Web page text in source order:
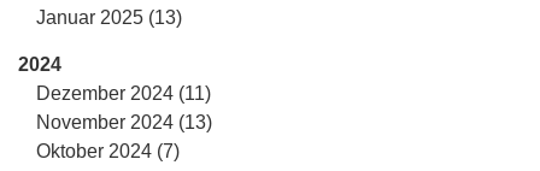
Januar 2025 (13)
2024
Dezember 2024 (11)
November 2024 (13)
Oktober 2024 (7)